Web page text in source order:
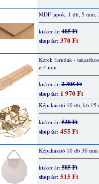
MDF lapok, 1 db, 5 mm,
kisker ár:485 Ft
shop ár: 370 Ft
Kerek farudak -
ø 4 mm
kisker ár:2 305 Ft
shop ár: 1 970 Ft
Képakasztó 10 db, kb.15
kisker ár:530 Ft
shop ár: 455 Ft
Képakasztó 10 db 30 mm
kisker ár:585 Ft
shop ár: 515 Ft